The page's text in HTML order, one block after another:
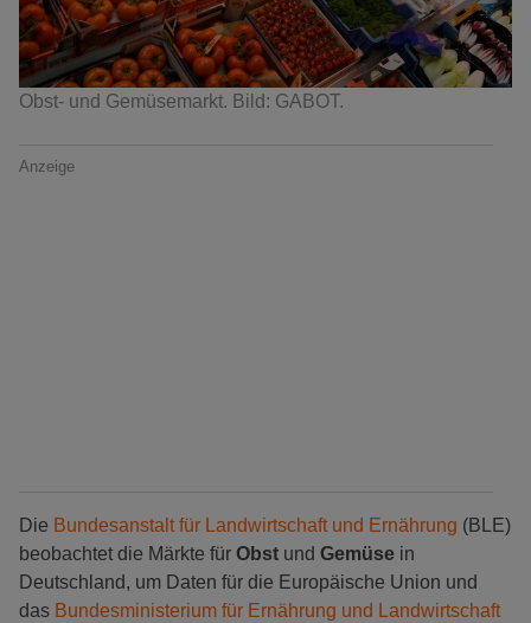
Obst- und Gemüsemarkt. Bild: GABOT.
Anzeige
Die Bundesanstalt für Landwirtschaft und Ernährung (BLE)
beobachtet die Märkte für Obst und Gemüse in
Deutschland, um Daten für die Europäische Union und
das Bundesministerium für Ernährung und Landwirtschaft